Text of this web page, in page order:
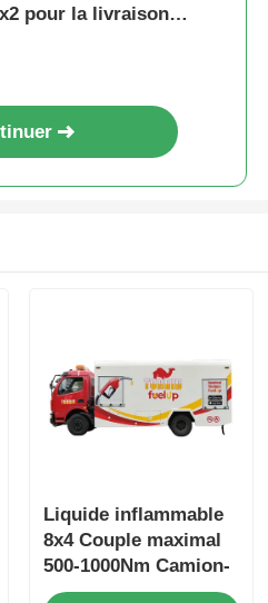
pour la livraison
Liquide inflammable
8x4 Couple maximal
500-1000Nm Camion-
citerne de transport